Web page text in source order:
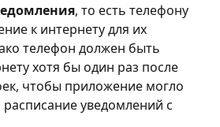
, то есть телефону
к интернету для их
телефон должен быть
хотя бы один раз после
чтобы приложение могло
уведомлений с